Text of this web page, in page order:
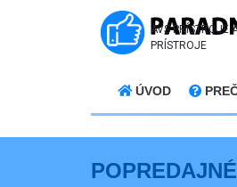
AVS PRÍSTROJE
PRÍSTROJE
ÚVOD